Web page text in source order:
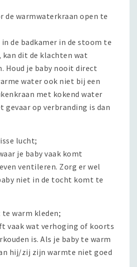
de warmwaterkraan open te
in de badkamer in de stoom te
dit de klachten wat
Houd je baby nooit direct
water ook niet bij een
met kokend water
gevaar op verbranding is dan
lucht;
je baby vaak komt
ventileren. Zorg er wel
niet in de tocht komt te
warm kleden;
vaak wat verhoging of koorts
is. Als je baby te warm
hij/zij zijn warmte niet goed